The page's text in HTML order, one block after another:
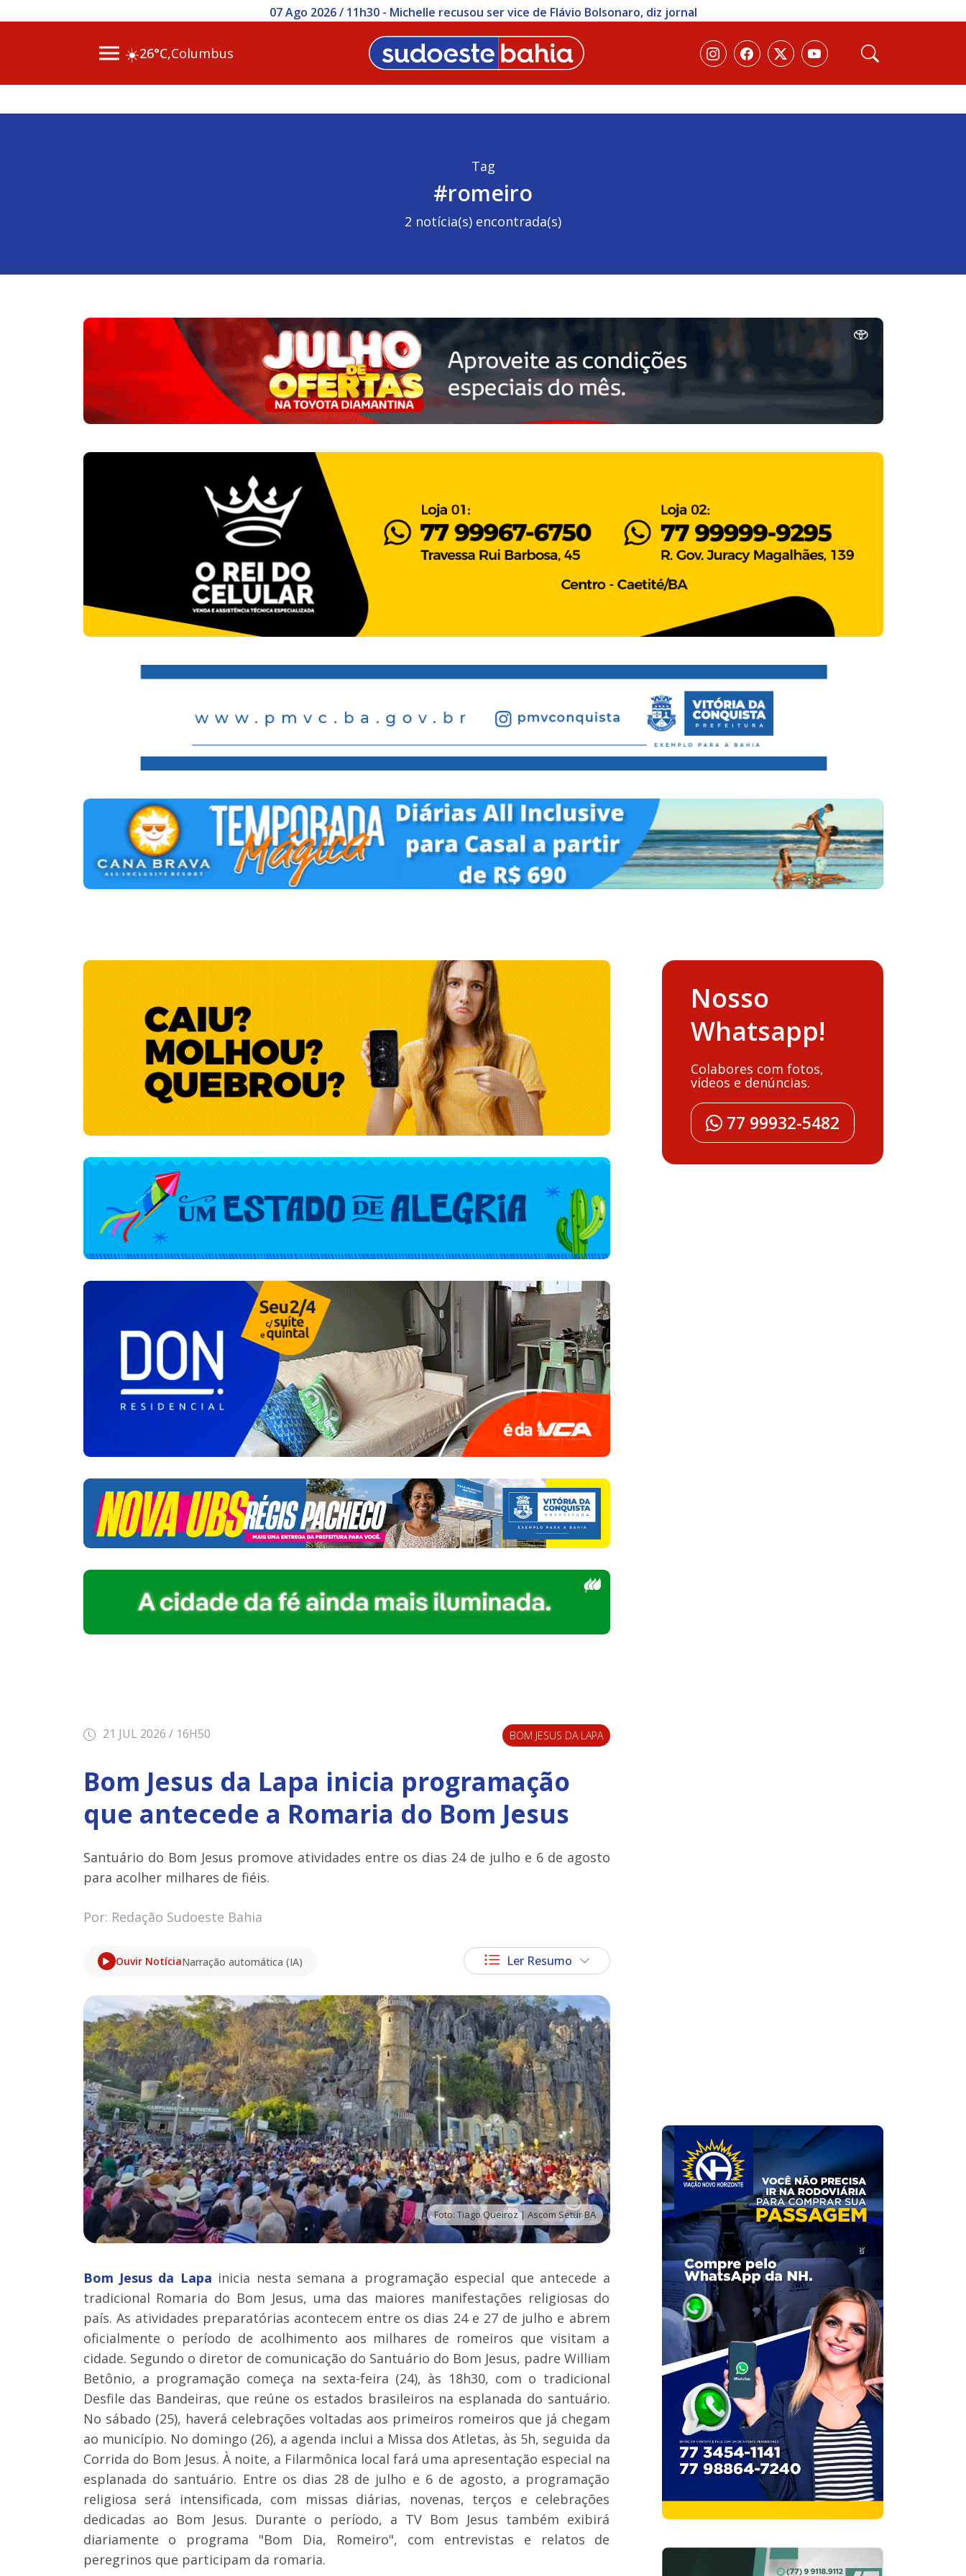
07 Ago 2026 / 11h00 - Pescadores quilombolas viram réus no MP por quatro peixes em Carinhanha
☀️26°C,Columbus
Tag
#romeiro
2 notícia(s) encontrada(s)
21 JUL 2026 / 16H50 BOM JESUS DA LAPA
Bom Jesus da Lapa inicia programação
que antecede a Romaria do Bom Jesus
Santuário do Bom Jesus promove atividades entre os dias 24 de julho e 6 de agosto
para acolher milhares de fiéis.
Por: Redação Sudoeste Bahia
Ouvir NotíciaNarração automática (IA) Ler Resumo
Foto: Tiago Queiroz | Ascom Setur BA
Bom Jesus da Lapa inicia nesta semana a programação especial que antecede a
tradicional Romaria do Bom Jesus, uma das maiores manifestações religiosas do
país. As atividades preparatórias acontecem entre os dias 24 e 27 de julho e abrem
oficialmente o período de acolhimento aos milhares de romeiros que visitam a
cidade. Segundo o diretor de comunicação do Santuário do Bom Jesus, padre William
Betônio, a programação começa na sexta-feira (24), às 18h30, com o tradicional
Desfile das Bandeiras, que reúne os estados brasileiros na esplanada do santuário.
No sábado (25), haverá celebrações voltadas aos primeiros romeiros que já chegam
ao município. No domingo (26), a agenda inclui a Missa dos Atletas, às 5h, seguida da
Corrida do Bom Jesus. À noite, a Filarmônica local fará uma apresentação especial na
esplanada do santuário. Entre os dias 28 de julho e 6 de agosto, a programação
religiosa será intensificada, com missas diárias, novenas, terços e celebrações
dedicadas ao Bom Jesus. Durante o período, a TV Bom Jesus também exibirá
diariamente o programa "Bom Dia, Romeiro", com entrevistas e relatos de
peregrinos que participam da romaria.
Nosso
Whatsapp!
Colabores com fotos,
vídeos e denúncias.
77 99932-5482